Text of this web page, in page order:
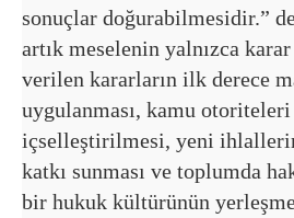
sonuçlar doğurabilmesidir.”
artık meselenin yalnızca
verilen kararların ilk derece
uygulanması, kamu otoriteleri
içselleştirilmesi, yeni
katkı sunması ve toplumda
bir hukuk kültürünün